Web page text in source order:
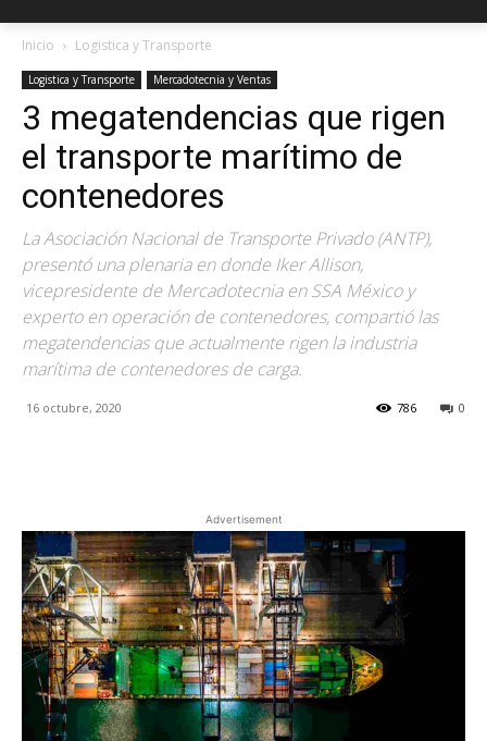
Inicio Logistica y Transporte
Logistica y Transporte Mercadotecnia y Ventas
3 megatendencias que rigen
el transporte marítimo de
contenedores
La Asociación Nacional de Transporte Privado (ANTP),
presentó una plenaria en donde Iker Allison,
vicepresidente de Mercadotecnia en SSA México y
experto en operación de contenedores, compartió las
megatendencias que actualmente rigen la industria
marítima de contenedores de carga.
16 octubre, 2020 0
786
Advertisement